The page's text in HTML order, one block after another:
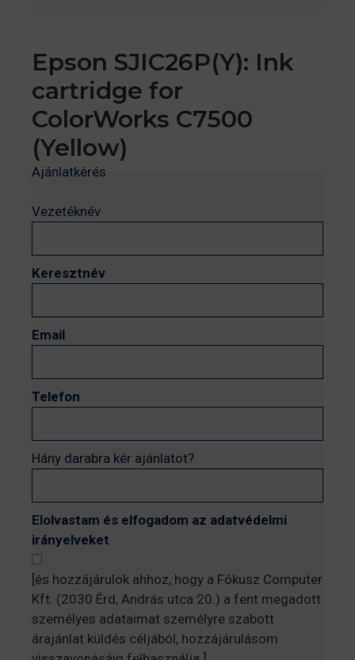
Epson SJIC26P(Y): Ink
cartridge for
ColorWorks C7500
(Yellow)
Ajánlatkérés
Vezetéknév
Keresztnév
Email
Telefon
Hány darabra kér ajánlatot?
Elolvastam és elfogadom az adatvédelmi
irányelveket
[és hozzájárulok ahhoz, hogy a Fókusz Computer
Kft. (2030 Érd, András utca 20.) a fent megadott
személyes adataimat személyre szabott
árajánlat küldés céljából, hozzájárulásom